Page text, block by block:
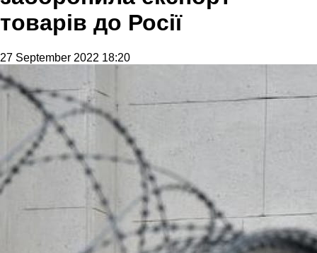
товарів до Росії
27 September 2022 18:20